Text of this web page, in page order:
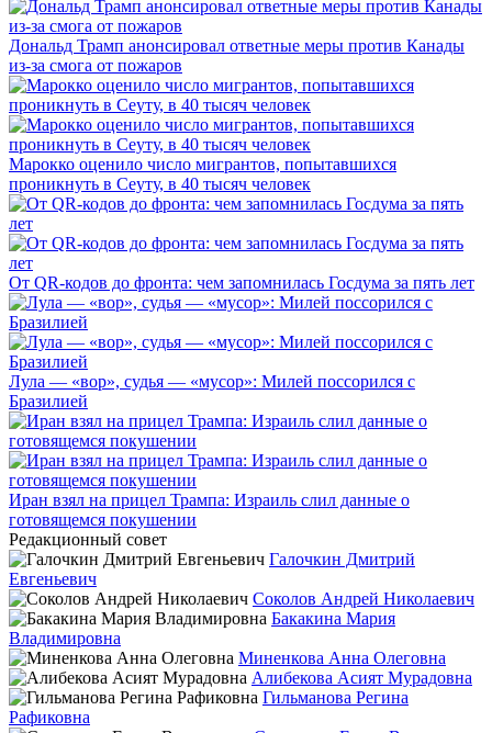
Дональд Трамп анонсировал ответные меры против Канады
из-за смога от пожаров
Марокко оценило число мигрантов, попытавшихся
проникнуть в Сеуту, в 40 тысяч человек
От QR-кодов до фронта: чем запомнилась Госдума за пять лет
Лула — «вор», судья — «мусор»: Милей поссорился с
Бразилией
Иран взял на прицел Трампа: Израиль слил данные о
готовящемся покушении
Редакционный совет
Галочкин Дмитрий
Евгеньевич
Соколов Андрей Николаевич
Бакакина Мария
Владимировна
Миненкова Анна Олеговна
Алибекова Асият Мурадовна
Гильманова Регина
Рафиковна